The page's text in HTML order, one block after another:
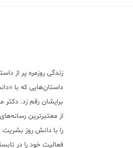
زندگی روزمره پر از
داستان‌هایی که با
برایشان رقم زد.
از معتبر‌ترین
را با دانش روز
فعالیت خود را در تابستان ۱۳۹۵ آغاز